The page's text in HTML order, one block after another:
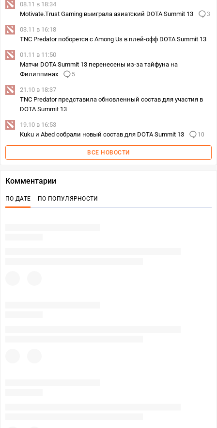
08.11 в 18:34
Motivate.Trust Gaming выиграла азиатский DOTA Summit 13
3
03.11 в 16:18
TNC Predator поборется с Among Us в плей-офф DOTA Summit 13
01.11 в 11:50
Матчи DOTA Summit 13 перенесены из‑за тайфуна на
Филиппинах
5
21.10 в 18:37
TNC Predator представила обновленный состав для участия в
DOTA Summit 13
19.10 в 16:53
Kuku и Abed собрали новый состав для DOTA Summit 13
10
ВСЕ НОВОСТИ
Комментарии
ПО ДАТЕ ПО ПОПУЛЯРНОСТИ